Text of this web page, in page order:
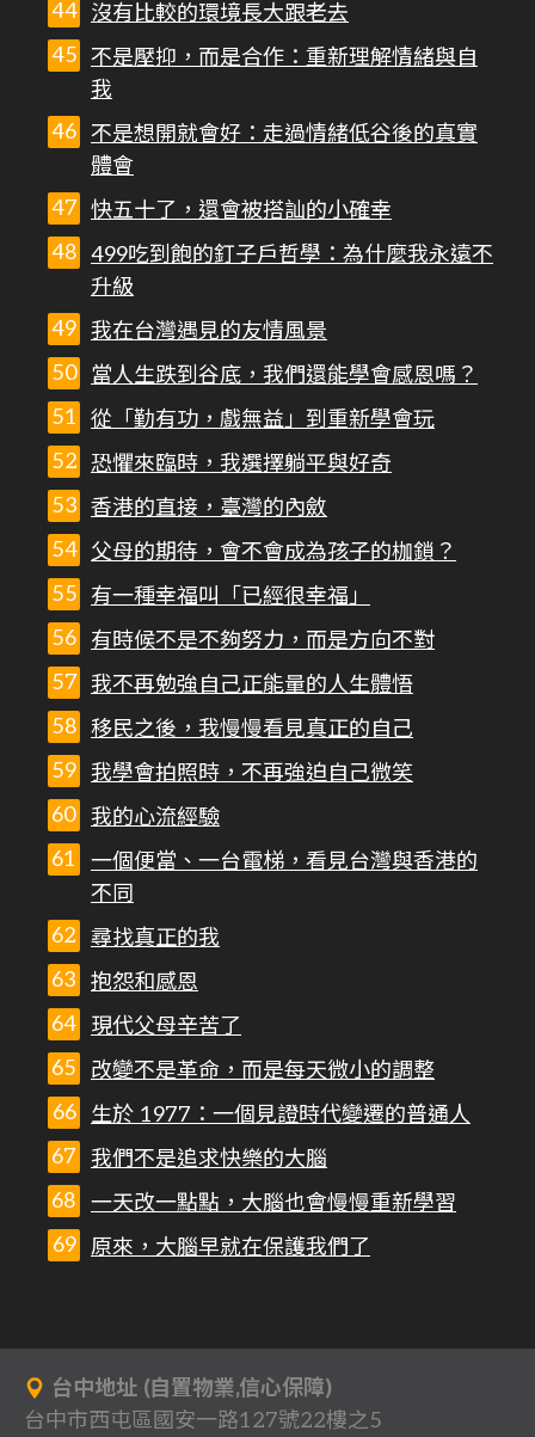
沒有比較的環境長大跟老去
不是壓抑，而是合作：重新理解情緒與自
我
不是想開就會好：走過情緒低谷後的真實
體會
快五十了，還會被搭訕的小確幸
499吃到飽的釘子戶哲學：為什麼我永遠不
升級
我在台灣遇見的友情風景
當人生跌到谷底，我們還能學會感恩嗎？
從「勤有功，戲無益」到重新學會玩
恐懼來臨時，我選擇躺平與好奇
香港的直接，臺灣的內斂
父母的期待，會不會成為孩子的枷鎖？
有一種幸福叫「已經很幸福」
有時候不是不夠努力，而是方向不對
我不再勉強自己正能量的人生體悟
移民之後，我慢慢看見真正的自己
我學會拍照時，不再強迫自己微笑
我的心流經驗
一個便當、一台電梯，看見台灣與香港的
不同
尋找真正的我
抱怨和感恩
現代父母辛苦了
改變不是革命，而是每天微小的調整
生於 1977：一個見證時代變遷的普通人
我們不是追求快樂的大腦
一天改一點點，大腦也會慢慢重新學習
原來，大腦早就在保護我們了
台中地址 (自置物業,信心保障)
台中市西屯區國安一路127號22樓之5